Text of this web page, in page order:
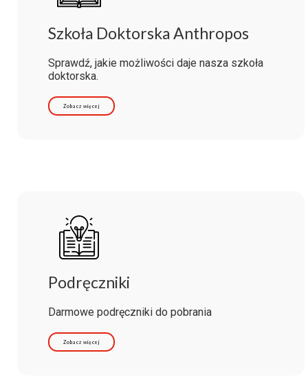
Szkoła Doktorska Anthropos
Sprawdź, jakie możliwości daje nasza szkoła
doktorska.
Zobacz więcej
Podręczniki
Darmowe podręczniki do pobrania
Zobacz więcej